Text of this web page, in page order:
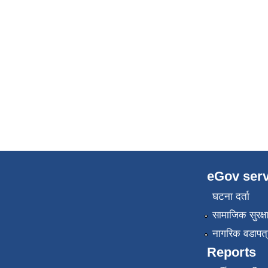
eGov
घटना दर्ता
सामाजिक सुरक्षा
नागरिक
Reports